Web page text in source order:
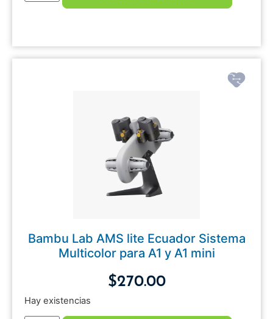
Bambu Lab AMS lite Ecuador Sistema
Multicolor para A1 y A1 mini
$270.00
Hay existencias